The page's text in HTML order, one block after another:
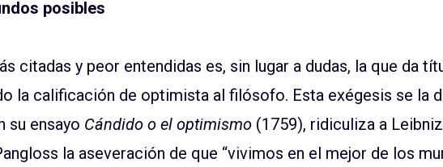
posibles
citadas y peor entendidas es, sin lugar a dudas, la que da
la calificación de optimista al filósofo. Esta exégesis se la
su ensayo Cándido o el optimismo (1759), ridiculiza a Leibniz
la aseveración de que “vivimos en el mejor de los